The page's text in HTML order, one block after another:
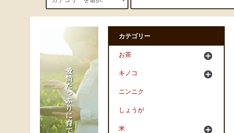
カテゴリー
お茶
キノコ
ニンニク
しょうが
米